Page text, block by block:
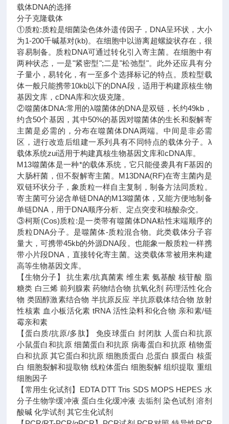
载体DNA的选择
分子克隆载体
①质粒:质粒是细菌染色体外遗传因子，DNA呈环状，大小
为1-200千碱基对(kb)。在细胞中以游离超螺旋状存在，很
容易制备。质粒DNA可通过转化引入寄主菌。在细胞中有
两种状态，一是"紧密型";二是"松弛型"。此外还应具有分
子量小，易转化，有一至多个选择标记的特点。质粒型载
体一般只能携带10kb以下的DNA段，适用于构建原核生物
基因文库，cDNA库和次级克隆。
②噬菌体DNA:常用的λ噬菌体的DNA是双链，长约49kb，
约含50个基因，其中50%的基因对噬菌体的生长和裂解寄
主菌是必需的，分布在噬菌体DNA两端。中间是非必需
区，进行改造后组建一系列具有不同特点的载体分子。λ
载体系统zui适用于构建真核生物基因文库和cDNA库。
M13噬菌体是一种*的载体系统，它只能侵袭具有F基因的
大肠杆菌，但不裂解寄主菌。M13DNA(RF)在寄主菌内是
双链环状分子，象质粒一样自主复制，制备方法同质粒。
寄主菌可分泌含单链DNA的M13噬菌体，又能方便地制备
单链DNA，用于DNA顺序分析、定点突变和核酸杂交。
③柯斯(Cos)质粒:是一类带有噬菌体DNA粘性末端顺序的
质粒DNA分子。是噬菌体-质粒混合物。此类载体分子容
量大，可携带45kb的外源DNA段。也能象一般质粒一样携
带小片段DNA，直接转化寄主菌。这类载体常被用来构建
高等生物基因文库。
【生物分子】 抗生素/抗真菌素 维生素 氨基酸 核苷酸 脂
糖类 白三烯 前列腺素 药物结合物 抗氧化剂 药理活性化合
物 类固醇激素结合物 半抗原反应 半抗原载体结合物 放射
性核素 血小板活化素 tRNA 活性染料和化合物 亲和素/链
霉亲和素
【蛋白质/抗原/多肽】 免疫球蛋白 封闭肽 人蛋白和抗原
小鼠蛋白和抗原 细菌蛋白和抗原 病毒蛋白和抗原 植物蛋
白和抗原 其它蛋白和抗原 细胞质蛋白 总蛋白 膜蛋白 核蛋
白 细胞裂解和提取物 线粒体蛋白 细胞裂解 组织提取 重组
细胞因子
【常用生化试剂】EDTA DTT Tris SDS MOPS HEPES 水
分子生物学缓冲液 蛋白生化缓冲液 去垢剂 染色试剂 溶剂
酸碱 化学试剂 其它生化试剂